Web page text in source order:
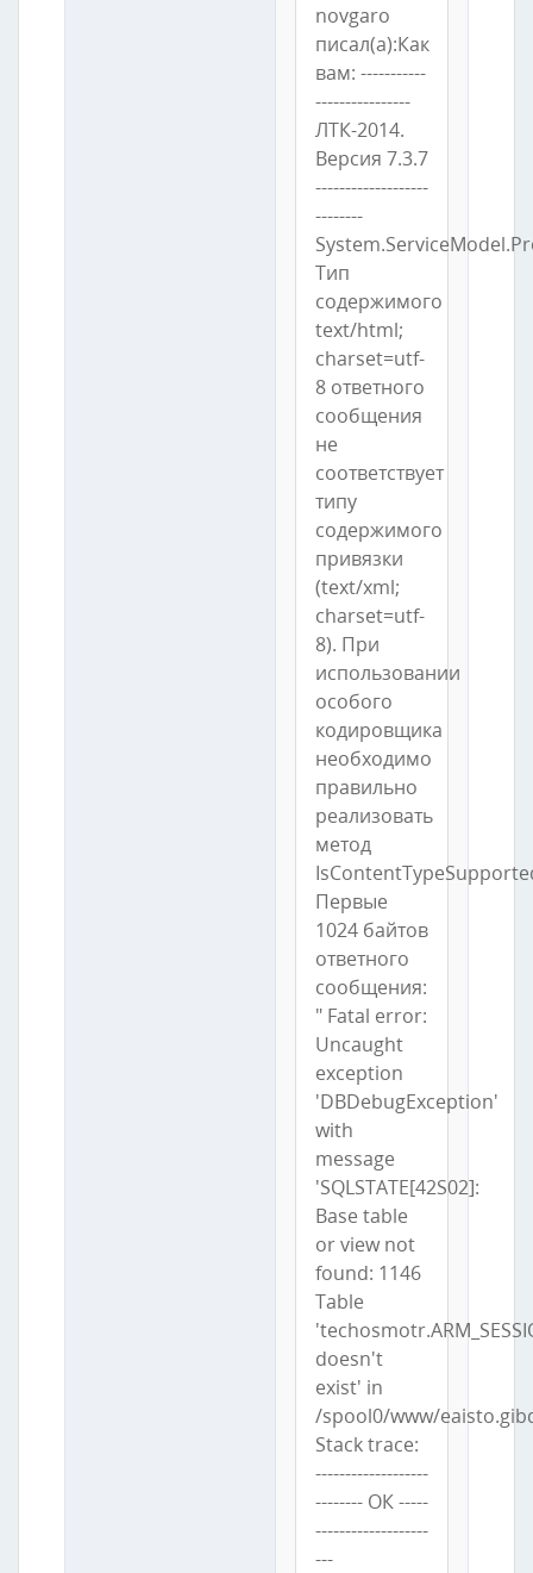
novgaro
писал(а):Как
вам: -----------
----------------
ЛТК-2014.
Версия 7.3.7
-------------------
--------
Тип
содержимого
text/html;
charset=utf-
8 ответного
сообщения
не
соответствует
типу
содержимого
привязки
(text/xml;
charset=utf-
8). При
использовании
особого
кодировщика
необходимо
правильно
реализовать
метод
Первые
1024 байтов
ответного
сообщения:
" Fatal error:
Uncaught
exception
'DBDebugException'
with
message
'SQLSTATE[42S02]:
Base table
or view not
found: 1146
Table
doesn't
exist' in
/spool0/www/
Stack trace:
-------------------
-------- ОК -----
-------------------
---